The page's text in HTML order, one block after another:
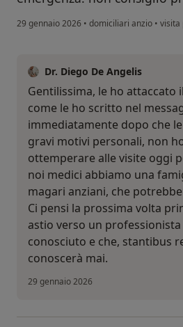
29 gennaio 2026 • domiciliari anzio • visita
Dr. Diego De Angelis
Gentilissima, le ho attaccato
come le ho scritto nel
immediatamente dopo che
gravi motivi personali, non
ottemperare alle visite oggi
noi medici abbiamo una
magari anziani, che
Ci pensi la prossima volta
astio verso un
conosciuto e che, stantibus
conoscerà mai.
29 gennaio 2026